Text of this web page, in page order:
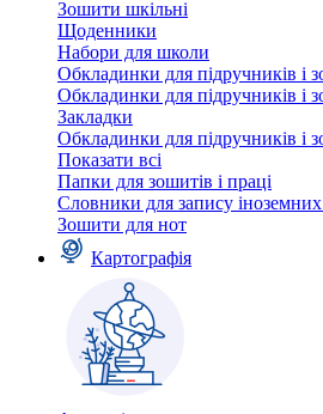
Зошити шкільні
Щоденники
Набори для школи
Обкладинки для підручників і
Обкладинки для підручників і
Закладки
Обкладинки для підручників і
Показати всі
Папки для зошитів і праці
Словники для запису іноземних
Зошити для нот
Картографія